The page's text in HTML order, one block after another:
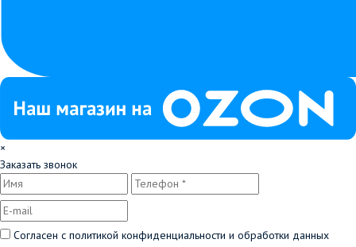
×
Заказать звонок
Согласен с политикой конфиденциальности и обработки данных